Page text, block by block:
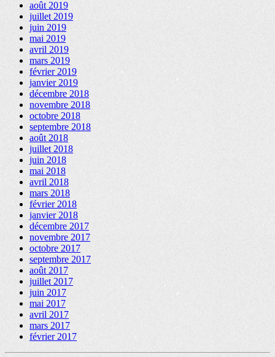
août 2019
juillet 2019
juin 2019
mai 2019
avril 2019
mars 2019
février 2019
janvier 2019
décembre 2018
novembre 2018
octobre 2018
septembre 2018
août 2018
juillet 2018
juin 2018
mai 2018
avril 2018
mars 2018
février 2018
janvier 2018
décembre 2017
novembre 2017
octobre 2017
septembre 2017
août 2017
juillet 2017
juin 2017
mai 2017
avril 2017
mars 2017
février 2017